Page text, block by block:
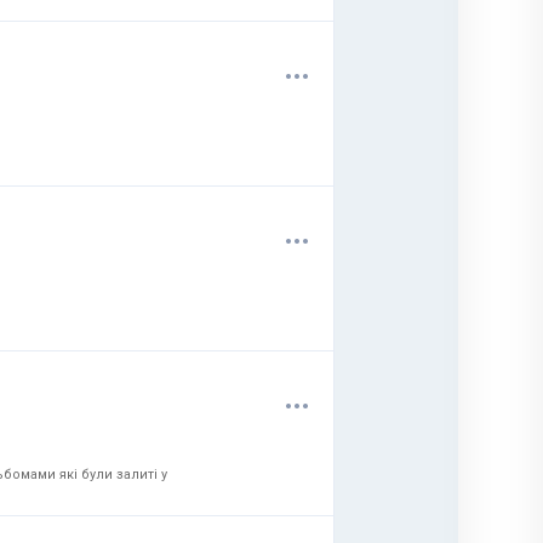
...
...
...
які були залиті у